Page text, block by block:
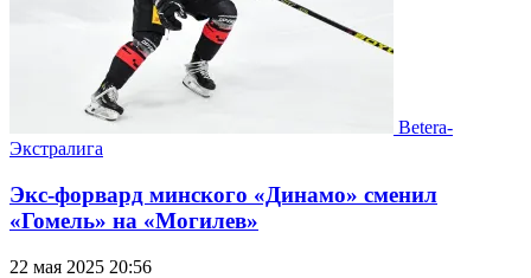
Betera-
Экстралига
Экс-форвард минского «Динамо» сменил
«Гомель» на «Могилев»
22 мая 2025 20:56